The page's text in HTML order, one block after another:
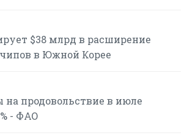
$38 млрд в расширение
в Южной Корее
продовольствие в июле
- ФАО